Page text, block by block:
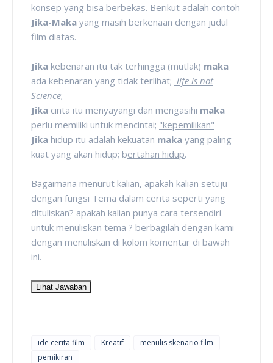
konsep yang bisa berbekas. Berikut adalah contoh
Jika-Maka yang masih berkenaan dengan judul
film diatas.
Jika kebenaran itu tak terhingga (mutlak) maka
ada kebenaran yang tidak terlihat; life is not
Science;
Jika cinta itu menyayangi dan mengasihi maka
perlu memiliki untuk mencintai; "kepemilikan"
Jika hidup itu adalah kekuatan maka yang paling
kuat yang akan hidup; bertahan hidup.
Bagaimana menurut kalian, apakah kalian setuju
dengan fungsi Tema dalam cerita seperti yang
dituliskan? apakah kalian punya cara tersendiri
untuk menuliskan tema ? berbagilah dengan kami
dengan menuliskan di kolom komentar di bawah
ini.
Lihat Jawaban
ide cerita film Kreatif
menulis skenario film
pemikiran